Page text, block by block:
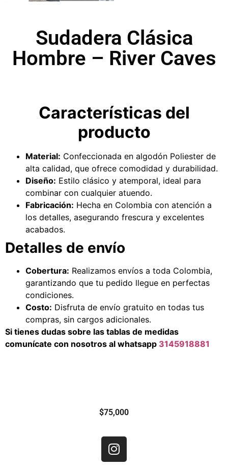
Sudadera Clásica
Hombre – River Caves
Características del
producto
Material: Confeccionada en algodón Poliester de
alta calidad, que ofrece comodidad y durabilidad.
Diseño: Estilo clásico y atemporal, ideal para
combinar con cualquier atuendo.
Fabricación: Hecha en Colombia con atención a
los detalles, asegurando frescura y excelentes
acabados.
Detalles de envío
Cobertura: Realizamos envíos a toda Colombia,
garantizando que tu pedido llegue en perfectas
condiciones.
Costo: Disfruta de envío gratuito en todas tus
compras, sin cargos adicionales.
Si tienes dudas sobre las tablas de medidas
comunícate con nosotros al whatsapp 3145918881
$75,000